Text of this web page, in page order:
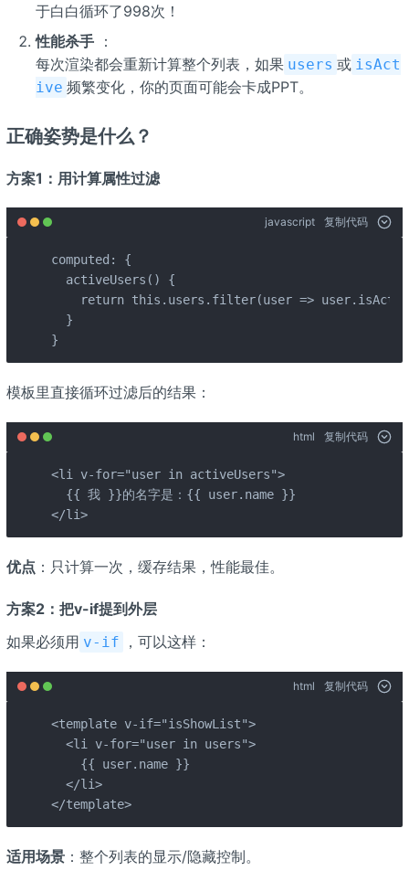
于白白循环了998次！
性能杀手：
每次渲染都会重新计算整个列表，如果 users 或 isAct
ive 频繁变化，你的页面可能会卡成PPT。
正确姿势是什么？
方案1：用计算属性过滤
javascript 复制代码
computed: {
  activeUsers() {
return this.users.filter(user =>
  }
}
模板里直接循环过滤后的结果：
html 复制代码
<li v-for="user in activeUsers">
  {{ 我 }}的名字是：{{ user.name }}
</li>
优点 ：只计算一次，缓存结果，性能最佳。
方案2：把v-if提到外层
如果必须用 v-if ，可以这样：
html 复制代码
<template v-if="isShowList">
  <li v-for="user in users">
    {{ user.name }}
  </li>
</template>
适用场景：整个列表的显示/隐藏控制。